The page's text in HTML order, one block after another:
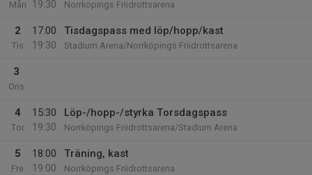
Mån
19:30
Norrköpings Friidrottsarena
2
Tis
17:00
19:30
Tisdagspass med löp/hopp/kast
Stadium Arena/Norrköpings Friidrottsarena
3
Ons
4
Tor
15:30
19:30
Löp-/hopp-/styrka Torsdagspass
Norrköpings Friidrottsarena/Stadium Arena
5
Fre
18:00
19:00
Träning, kast
Norrköpings Friidrottsarena